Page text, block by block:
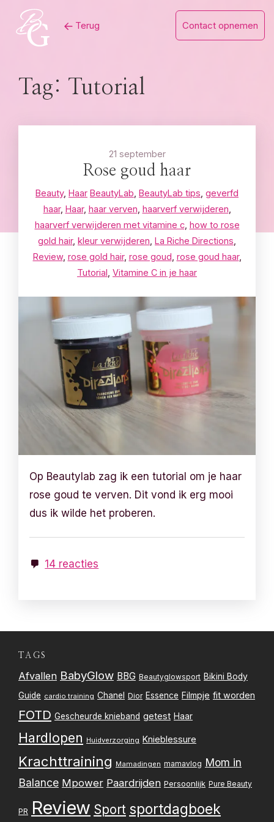
content
Terug Contact opnemen
Tag: Tutorial
21 september
Rose goud haar
Beauty, Haar BeautyLab BeautyLab tips geverfd
haar, Haar, haar verven haarverf verwijderen
haarverf verwijderen met vitamine c, how to rose
gold hair, kleur verwijderen La Riche Directions
Review, rose gold hair, rose goud rose goud haar,
Tutorial Vitamine C in je haar
Op Beautylab zag ik een tutorial om je haar
rose goud te verven. Dit vond ik erg mooi
dus ik wilde het proberen.
14 reacties
TAGS
Afvallen BabyGlow BBG Beautyglowsport Bikini Body
Guide cardio training Chanel Dior Essence Filmpje fit worden
FOTD Gescheurde knieband getest Haar
Hardlopen Huidverzorging Knieblessure
Krachttraining Mamadingen mamavlog Mom in
Balance Mpower Paardrijden Persoonlijk Pure Beauty
PR Review Sport sportdagboek